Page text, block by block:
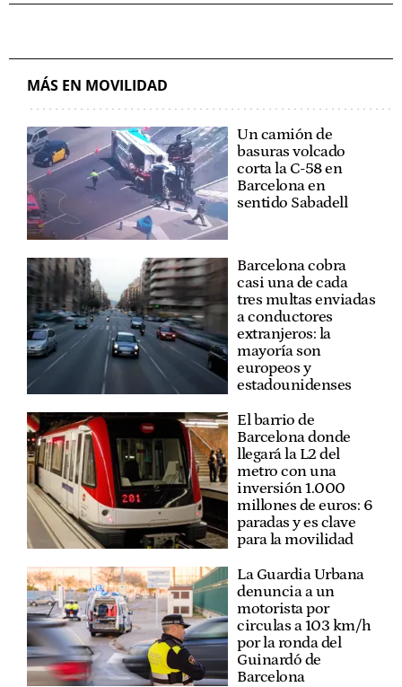
MÁS EN MOVILIDAD
Un camión de
basuras volcado
corta la C-58 en
Barcelona en
sentido Sabadell
Barcelona cobra
casi una de cada
tres multas enviadas
a conductores
extranjeros: la
mayoría son
europeos y
estadounidenses
El barrio de
Barcelona donde
llegará la L2 del
metro con una
inversión 1.000
millones de euros: 6
paradas y es clave
para la movilidad
La Guardia Urbana
denuncia a un
motorista por
circulas a 103 km/h
por la ronda del
Guinardó de
Barcelona